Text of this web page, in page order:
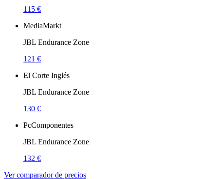
115 €
MediaMarkt
JBL Endurance Zone
121 €
El Corte Inglés
JBL Endurance Zone
130 €
PcComponentes
JBL Endurance Zone
132 €
Ver comparador de precios